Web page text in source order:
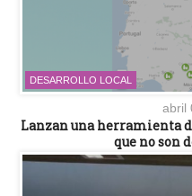
DESARROLLO LOCAL
abril
Lanzan una herramienta
que no son